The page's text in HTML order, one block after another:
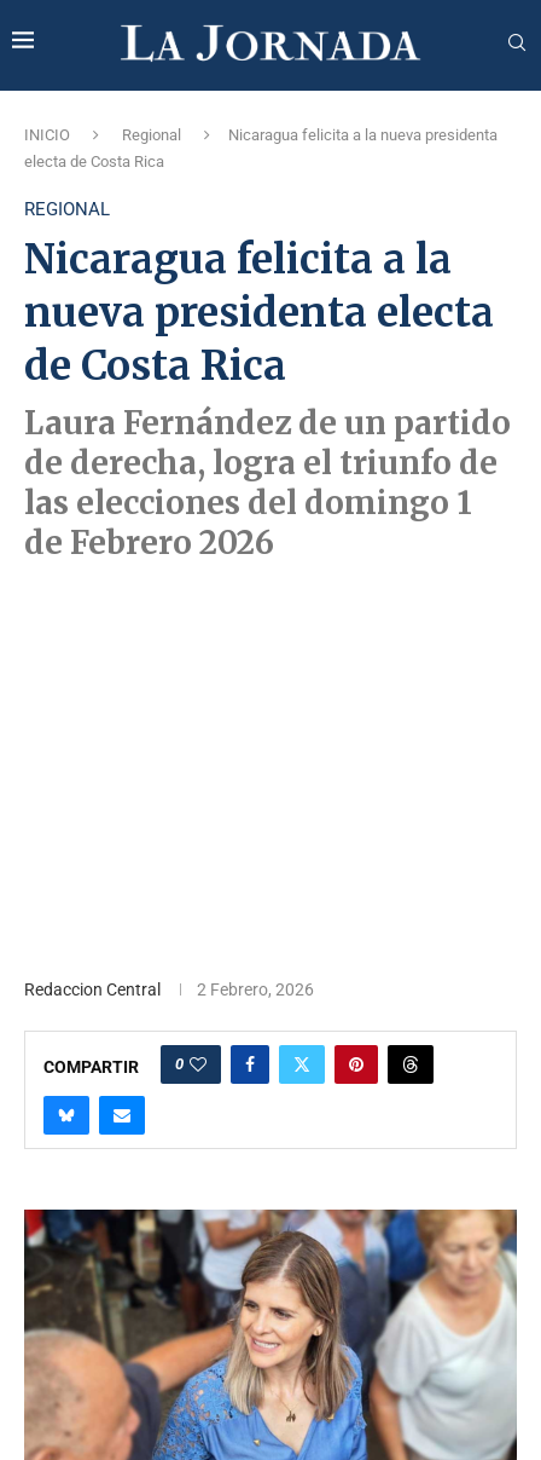
INICIO Regional
Nicaragua felicita a la nueva presidenta
electa de Costa Rica
REGIONAL
Nicaragua felicita a la
nueva presidenta electa
de Costa Rica
Laura Fernández de un partido
de derecha, logra el triunfo de
las elecciones del domingo 1
de Febrero 2026
Redaccion Central 2 Febrero, 2026
COMPARTIR 0